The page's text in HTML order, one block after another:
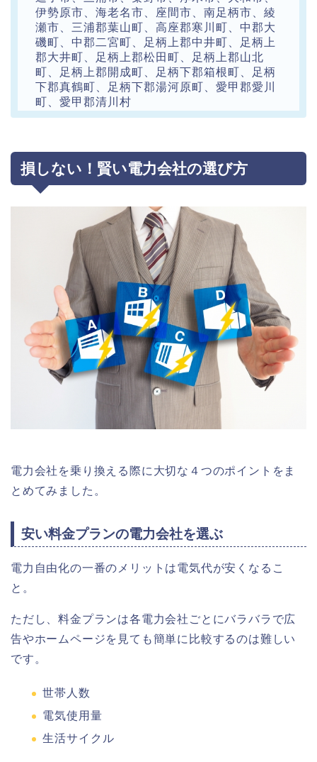
伊勢原市、海老名市、座間市、南足柄市、綾
瀬市、三浦郡葉山町、高座郡寒川町、中郡大
磯町、中郡二宮町、足柄上郡中井町、足柄上
郡大井町、足柄上郡松田町、足柄上郡山北
町、足柄上郡開成町、足柄下郡箱根町、足柄
下郡真鶴町、足柄下郡湯河原町、愛甲郡愛川
町、愛甲郡清川村
損しない！賢い電力会社の選び方
電力会社を乗り換える際に大切な４つのポイントをま
とめてみました。
安い料金プランの電力会社を選ぶ
電力自由化の一番のメリットは電気代が安くなるこ
と。
ただし、料金プランは各電力会社ごとにバラバラで広
告やホームページを見ても簡単に比較するのは難しい
です。
世帯人数
電気使用量
生活サイクル